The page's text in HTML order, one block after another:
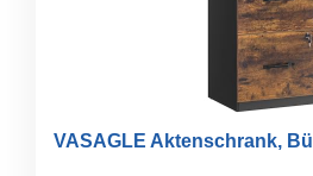
VASAGLE Aktenschrank,